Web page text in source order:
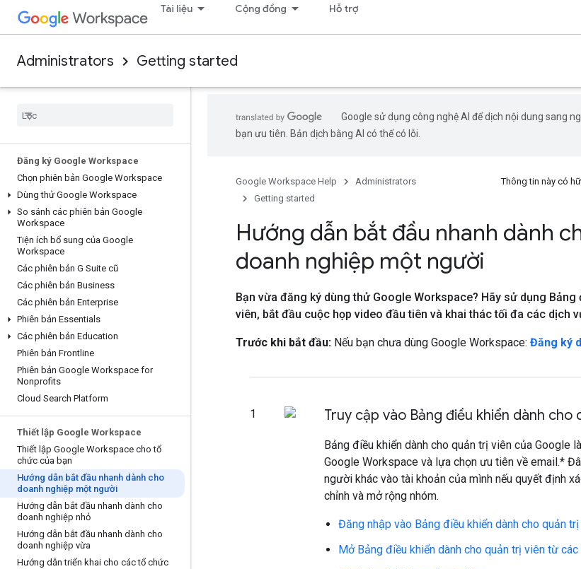
Tài liệu Cộng đồng Hỗ trợ
Administrators Getting started
Đăng ký Google Workspace
Chọn phiên bản Google Workspace
Dùng thử Google Workspace
So sánh các phiên bản Google
Workspace
Tiện ích bổ sung của Google
Workspace
Các phiên bản G Suite cũ
Các phiên bản Business
Các phiên bản Enterprise
Phiên bản Essentials
Các phiên bản Education
Phiên bản Frontline
Phiên bản Google Workspace for
Nonprofits
Cloud Search Platform
Thiết lập Google Workspace
Thiết lập Google Workspace cho tổ
chức của bạn
Hướng dẫn bắt đầu nhanh dành cho
doanh nghiệp một người
Hướng dẫn bắt đầu nhanh dành cho
doanh nghiệp nhỏ
Hướng dẫn bắt đầu nhanh dành cho
doanh nghiệp vừa
Hướng dẫn triển khai cho các tổ chức
Google sử dụng công nghệ AI để dịch nội dung sang
bạn ưu tiên. Bản dịch bằng AI có thể có lỗi.
Google Workspace Help
Administrators
Getting started
Thông tin này có
Hướng dẫn bắt đầu nhanh dành
doanh nghiệp một người
Bạn vừa đăng ký dùng thử Google Workspace? Hãy sử dụng
viên, bắt đầu cuộc họp video đầu tiên và khai thác tối đa các dịch
Trước khi bắt đầu: Nếu bạn chưa dùng Google Workspace: Đăng ký
1 Truy cập vào Bảng điều khiển dành cho
Bảng điều khiển dành cho quản trị viên của Google
Google Workspace và lựa chọn ưu tiên về email.*
người khác vào tài khoản của mình nếu quyết định
chỉnh và mở rộng nhóm.
Đăng nhập vào Bảng điều khiển dành cho quản
Mở Bảng điều khiển dành cho quản trị viên từ